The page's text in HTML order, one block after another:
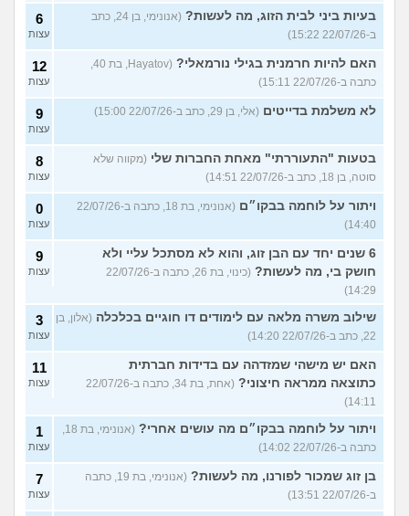
בעיות ביני לבית הזוג, מה לעשות?
(אנונימי, בן 24, כתב
ב-22/07/26 15:22)
6
עצות
האם להיות חרמנית בגילי נורמאלי?
(Hayatov, בת 40,
כתבה ב-22/07/26 15:11)
12
עצות
לא משלמת בדייטים (אלי, בן 29, כתב ב-22/07/26 15:00) 9
עצות
בטעות "התעוררתי" מאחת החברות שלי (מקווה שלא
סוטה, בן 18, כתב ב-22/07/26 14:51)
8
עצות
ויתור על לוחמה בבקו״ם
(אנונימי, בת 18, כתבה ב-22/07/26
14:40)
0
עצות
6 שנים יחד עם הבן זוג, והוא לא מסתכל עליי ולא
חושק בי, מה לעשות?
(כינוי, בת 26, כתבה ב-22/07/26
14:29)
9
עצות
שילוב משרה מלאה עם לימודים דו חוגיים בכלכלה (אלון, בן
22, כתב ב-22/07/26 14:20)
3
עצות
האם יש מישהי שמזדהה עם בדידות חברתית
כתוצאה ממראה חיצוני?
(אחת, בת 34, כתבה ב-22/07/26
14:11)
11
עצות
ויתור על לוחמה בבקו״ם מה עושים אחרי?
(אנונימי, בת 18,
כתבה ב-22/07/26 14:02)
1
עצות
בן זוג שמכור לפורנו, מה לעשות?
(אנונימי, בת 19, כתבה
ב-22/07/26 13:51)
7
עצות